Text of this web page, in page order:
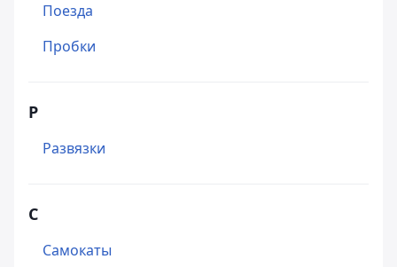
Поезда
Пробки
Р
Развязки
С
Самокаты